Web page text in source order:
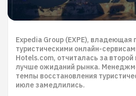
Expedia Group (EXPE), владеющая
туристическими онлайн-
Hotels.com, отчиталась за второй
лучше ожиданий рынка.
темпы восстановления
июле замедлились.